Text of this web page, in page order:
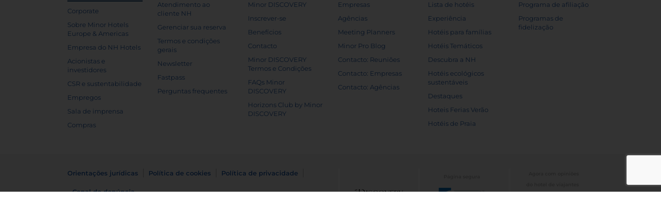
Corporate
Sobre Minor Hotels
Europe & Americas
Empresa do NH Hotels
Acionistas e
investidores
CSR e sustentabilidade
Empregos
Sala de imprensa
Compras
Atendimento ao
cliente NH
Gerenciar sua reserva
Termos e condições
gerais
Newsletter
Fastpass
Perguntas frequentes
Minor DISCOVERY
Inscrever-se
Benefícios
Contacto
Minor DISCOVERY
Termos e Condições
FAQs Minor
DISCOVERY
Horizons Club by Minor
DISCOVERY
Empresas
Agências
Meeting Planners
Minor Pro Blog
Contacto: Reuniões
Contacto: Empresas
Contacto: Agências
Lista de hotéis
Experiência
Hotéis para famílias
Hotéis Temáticos
Descubra a NH
Hotéis ecológicos
sustentáveis
Destaques
Hoteis Ferias Verão
Hotéis de Praia
Programa de afiliação
Programas de
fidelização
Orientações jurídicas Política de cookies Política de privacidade
Canal de denúncia